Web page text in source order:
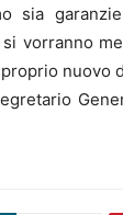
sia
vorranno
nuovo